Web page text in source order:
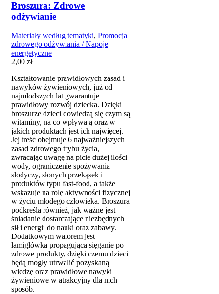
Broszura: Zdrowe
odżywianie
Materiały według tematyki, Promocja
zdrowego odżywiania / Napoje
energetyczne
2,00 zł
Kształtowanie prawidłowych zasad i
nawyków żywieniowych, już od
najmłodszych lat gwarantuje
prawidłowy rozwój dziecka. Dzięki
broszurze dzieci dowiedzą się czym są
witaminy, na co wpływają oraz w
jakich produktach jest ich najwięcej.
Jej treść obejmuje 6 najważniejszych
zasad zdrowego trybu życia,
zwracając uwagę na picie dużej ilości
wody, ograniczenie spożywania
słodyczy, słonych przekąsek i
produktów typu fast-food, a także
wskazuje na rolę aktywności fizycznej
w życiu młodego człowieka. Broszura
podkreśla również, jak ważne jest
śniadanie dostarczające niezbędnych
sił i energii do nauki oraz zabawy.
Dodatkowym walorem jest
łamigłówka propagująca sięganie po
zdrowe produkty, dzięki czemu dzieci
będą mogły utrwalić pozyskaną
wiedzę oraz prawidłowe nawyki
żywieniowe w atrakcyjny dla nich
sposób.